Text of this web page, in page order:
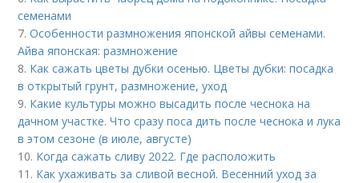
семенами
7.Особенности размножения японской айвы семенами.
Айва японская: размножение
8. Как сажать цветы дубки осенью. Цветы дубки: посадка
в открытый грунт, размножение, уход
9. Какие культуры можно высадить после чеснока на
дачном участке. Что сразу поса дить после чеснока и лука
в этом сезоне (в июле, августе)
10. Когда сажать сливу 2022. Где расположить
11. Как ухаживать за сливой весной. Весенний уход за